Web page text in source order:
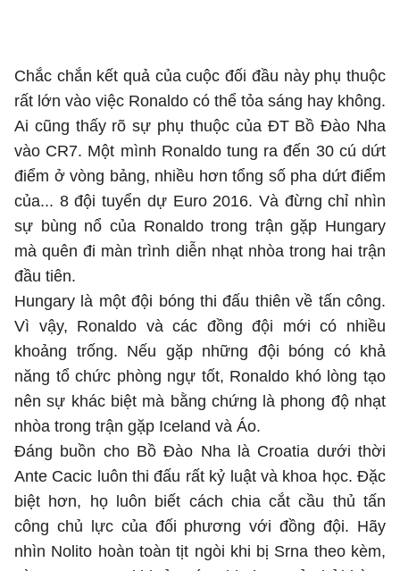
Chắc chắn kết quả của cuộc đối đầu này phụ thuộc
rất lớn vào việc Ronaldo có thể tỏa sáng hay không.
Ai cũng thấy rõ sự phụ thuộc của ĐT Bồ Đào Nha
vào CR7. Một mình Ronaldo tung ra đến 30 cú dứt
điểm ở vòng bảng, nhiều hơn tổng số pha dứt điểm
của... 8 đội tuyển dự Euro 2016. Và đừng chỉ nhìn
sự bùng nổ của Ronaldo trong trận gặp Hungary
mà quên đi màn trình diễn nhạt nhòa trong hai trận
đầu tiên.
Hungary là một đội bóng thi đấu thiên về tấn công.
Vì vậy, Ronaldo và các đồng đội mới có nhiều
khoảng trống. Nếu gặp những đội bóng có khả
năng tổ chức phòng ngự tốt, Ronaldo khó lòng tạo
nên sự khác biệt mà bằng chứng là phong độ nhạt
nhòa trong trận gặp Iceland và Áo.
Đáng buồn cho Bồ Đào Nha là Croatia dưới thời
Ante Cacic luôn thi đấu rất kỷ luật và khoa học. Đặc
biệt hơn, họ luôn biết cách chia cắt cầu thủ tấn
công chủ lực của đối phương với đồng đội. Hãy
nhìn Nolito hoàn toàn tịt ngòi khi bị Srna theo kèm,